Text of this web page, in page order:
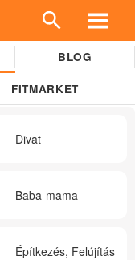
BLOG
FITMARKET
Divat
Baba-mama
Építkezés, Felújítás